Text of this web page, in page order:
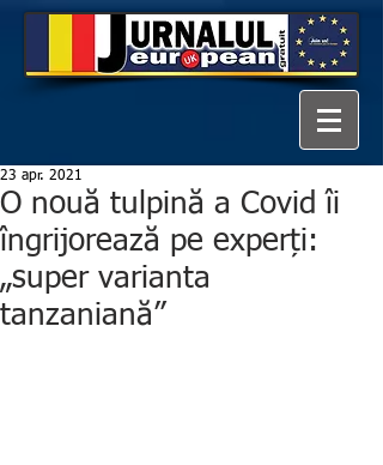
O nouă tulpină a Covid îi
îngrijorează pe experți:
„super varianta
tanzaniană”
23 apr. 2021